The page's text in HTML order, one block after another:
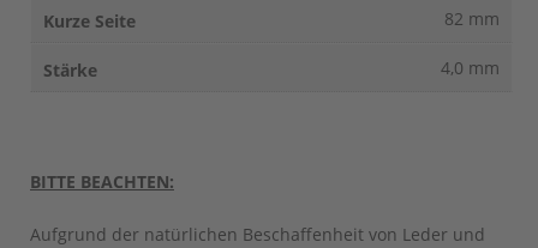
82 mm
4,0 mm
BITTE BEACHTEN:
Aufgrund der natürlichen Beschaffenheit von Leder und